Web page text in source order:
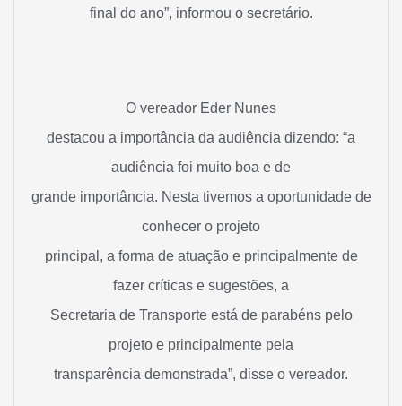
final do ano”, informou o secretário.
O vereador Eder Nunes
destacou a importância da audiência dizendo: “a
audiência foi muito boa e de
grande importância. Nesta tivemos a oportunidade de
conhecer o projeto
principal, a forma de atuação e principalmente de
fazer críticas e sugestões, a
Secretaria de Transporte está de parabéns pelo
projeto e principalmente pela
transparência demonstrada”, disse o vereador.